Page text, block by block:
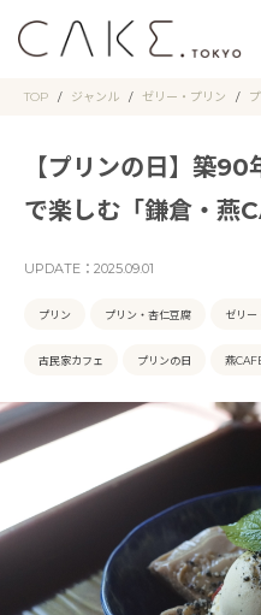
TOP ジャンル ゼリー・プリン
【プリンの日】築
で楽しむ「鎌倉・燕
UPDATE： 2025.09.01
プリン プリン・杏仁豆腐 ゼリー
古民家カフェ プリンの日 燕